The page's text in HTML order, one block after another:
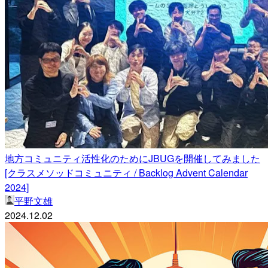
地方コミュニティ活性化のためにJBUGを開催してみました
[クラスメソッドコミュニティ / Backlog Advent Calendar
2024]
平野文雄
2024.12.02